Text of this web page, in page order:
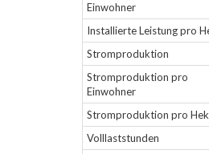
Einwohner
Installierte Leistung pro
Stromproduktion
Stromproduktion pro
Einwohner
Stromproduktion pro
Volllaststunden